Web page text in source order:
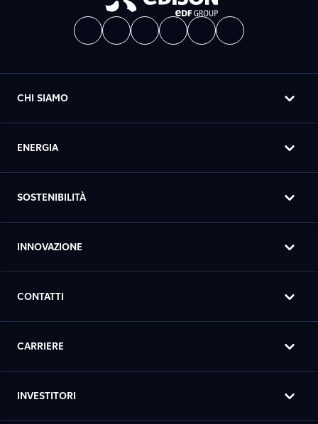
CHI SIAMO
ENERGIA
SOSTENIBILITÀ
INNOVAZIONE
CONTATTI
CARRIERE
INVESTITORI